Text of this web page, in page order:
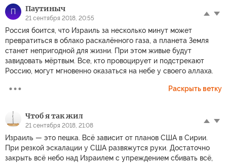
П Паутиныч
21 сентября 2018, 20:55
Россия боится, что Израиль за несколько минут может
превратиться в облако раскалённого газа, а планета Земля
станет непригодной для жизни. При этом живые будут
завидовать мёртвым. Все, кто провоцирует и подстрекают
Россию, могут мгновенно оказаться на небе у своего аллаха.
Раскрыть ветку
Чтоб я так жил
21 сентября 2018, 21:08
Израиль — это пешка. Всё зависит от планов США в Сирии.
При резкой эскалации у США развяжутся руки. Достаточно
закрыть всё небо над Израилем с упреждением сбивать всё,